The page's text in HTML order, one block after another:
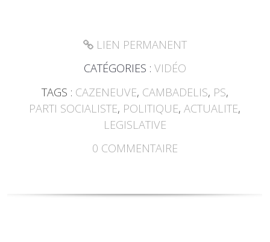
LIEN PERMANENT
CATÉGORIES : VIDÉO
TAGS : CAZENEUVE, CAMBADELIS, PS,
PARTI SOCIALISTE, POLITIQUE,ACTUALITE,
LEGISLATIVE
0 COMMENTAIRE